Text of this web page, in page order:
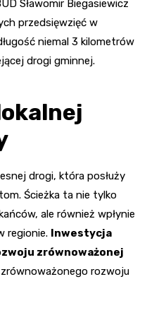
Sławomir Biegasiewicz
przedsięwzięć w
niemal 3 kilometrów
drogi gminnej.
drogi, która posłuży
Ścieżka ta nie tylko
ale również wpłynie
regionie. Inwestycja
zrównoważonej
rozwoju